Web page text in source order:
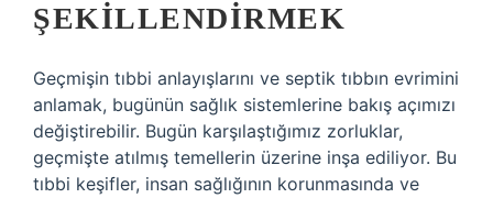
ŞEKILLENDIRMEK
Geçmişin tıbbi anlayışlarını ve septik tıbbın evrimini
anlamak, bugünün sağlık sistemlerine bakış açımızı
değiştirebilir. Bugün karşılaştığımız zorluklar,
geçmişte atılmış temellerin üzerine inşa ediliyor. Bu
tıbbi keşifler, insan sağlığının korunmasında ve